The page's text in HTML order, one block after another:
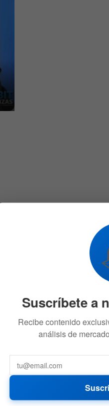
Suscríbete a
Recibe contenido
análisis de